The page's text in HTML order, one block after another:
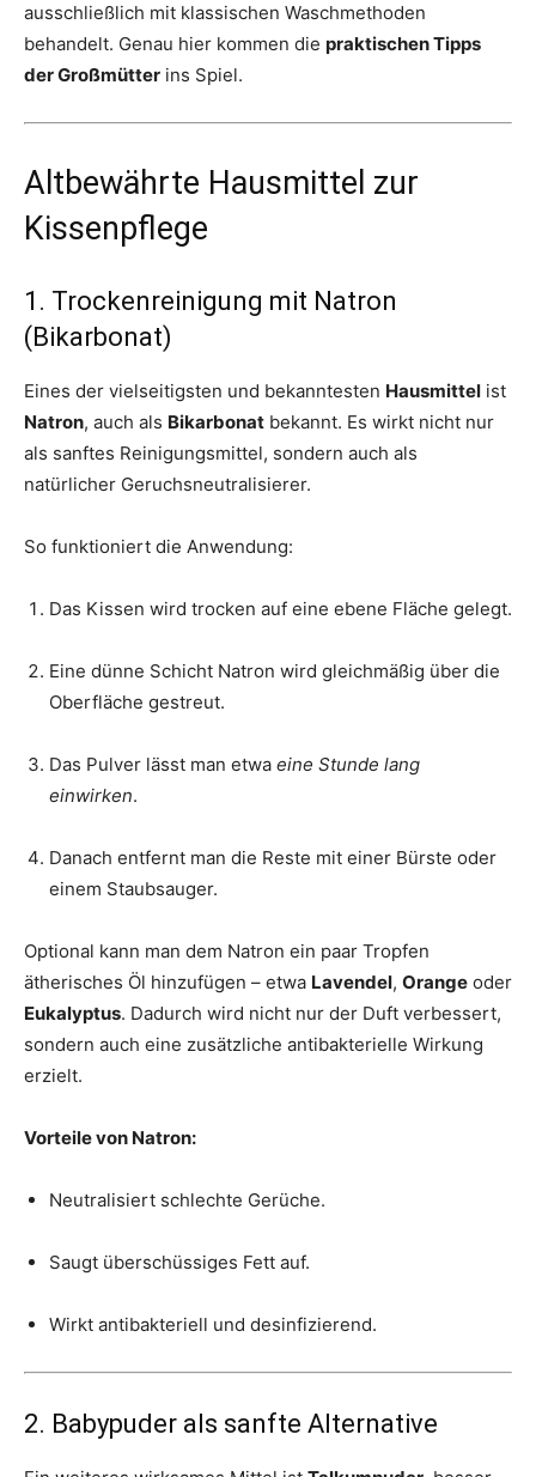
ausschließlich mit klassischen Waschmethoden
behandelt. Genau hier kommen die praktischen Tipps
der Großmütter ins Spiel.
Altbewährte Hausmittel zur
Kissenpflege
1. Trockenreinigung mit Natron
(Bikarbonat)
Eines der vielseitigsten und bekanntesten Hausmittel ist
Natron, auch als Bikarbonat bekannt. Es wirkt nicht nur
als sanftes Reinigungsmittel, sondern auch als
natürlicher Geruchsneutralisierer.
So funktioniert die Anwendung:
Das Kissen wird trocken auf eine ebene Fläche gelegt.
Eine dünne Schicht Natron wird gleichmäßig über die
Oberfläche gestreut.
Das Pulver lässt man etwa eine Stunde lang
einwirken.
Danach entfernt man die Reste mit einer Bürste oder
einem Staubsauger.
Optional kann man dem Natron ein paar Tropfen
ätherisches Öl hinzufügen – etwa Lavendel, Orange oder
Eukalyptus. Dadurch wird nicht nur der Duft verbessert,
sondern auch eine zusätzliche antibakterielle Wirkung
erzielt.
Vorteile von Natron:
Neutralisiert schlechte Gerüche.
Saugt überschüssiges Fett auf.
Wirkt antibakteriell und desinfizierend.
2. Babypuder als sanfte Alternative